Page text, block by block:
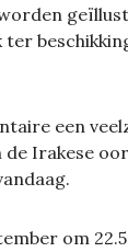
ter
een
de Irakese
om